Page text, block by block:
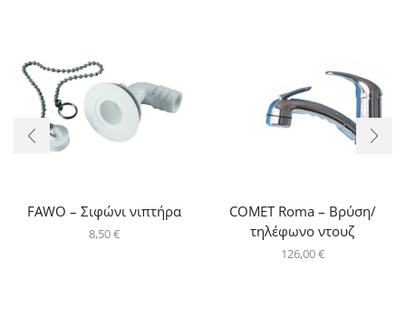
FAWO – Σιφώνι νιπτήρα
8,50€
COMET Roma – Βρύση/
τηλέφωνο ντουζ
126,00€